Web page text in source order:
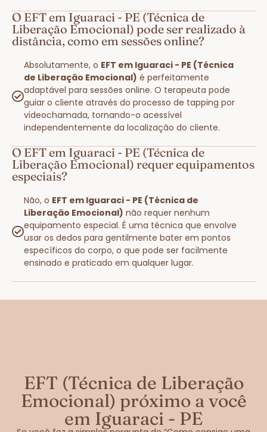
O EFT em Iguaraci - PE (Técnica de
Liberação Emocional) pode ser realizado à
distância, como em sessões online?
Absolutamente, o EFT em Iguaraci - PE (Técnica
de Liberação Emocional) é perfeitamente
adaptável para sessões online. O terapeuta pode
guiar o cliente através do processo de tapping por
videochamada, tornando-o acessível
independentemente da localização do cliente.
O EFT em Iguaraci - PE (Técnica de
Liberação Emocional) requer equipamentos
especiais?
Não, o EFT em Iguaraci - PE (Técnica de
Liberação Emocional) não requer nenhum
equipamento especial. É uma técnica que envolve
usar os dedos para gentilmente bater em pontos
específicos do corpo, o que pode ser facilmente
ensinado e praticado em qualquer lugar.
EFT (Técnica de Liberação
Emocional) próximo a você
em Iguaraci - PE